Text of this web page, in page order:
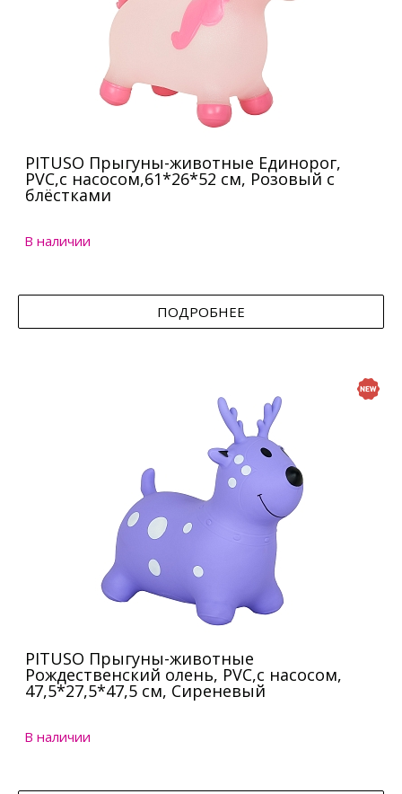
PITUSO Прыгуны-животные Единорог,
PVC,с насосом,61*26*52 см, Розовый с
блёстками
В наличии
ПОДРОБНЕЕ
PITUSO Прыгуны-животные
Рождественский олень, PVC,с насосом,
47,5*27,5*47,5 см, Сиреневый
В наличии